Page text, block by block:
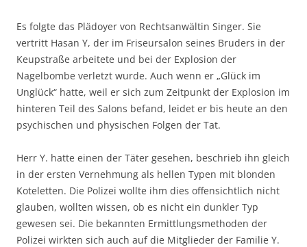
Es folgte das Plädoyer von Rechtsanwältin Singer. Sie
vertritt Hasan Y, der im Friseursalon seines Bruders in der
Keupstraße arbeitete und bei der Explosion der
Nagelbombe verletzt wurde. Auch wenn er „Glück im
Unglück“ hatte, weil er sich zum Zeitpunkt der Explosion im
hinteren Teil des Salons befand, leidet er bis heute an den
psychischen und physischen Folgen der Tat.
Herr Y. hatte einen der Täter gesehen, beschrieb ihn gleich
in der ersten Vernehmung als hellen Typen mit blonden
Koteletten. Die Polizei wollte ihm dies offensichtlich nicht
glauben, wollten wissen, ob es nicht ein dunkler Typ
gewesen sei. Die bekannten Ermittlungsmethoden der
Polizei wirkten sich auch auf die Mitglieder der Familie Y.